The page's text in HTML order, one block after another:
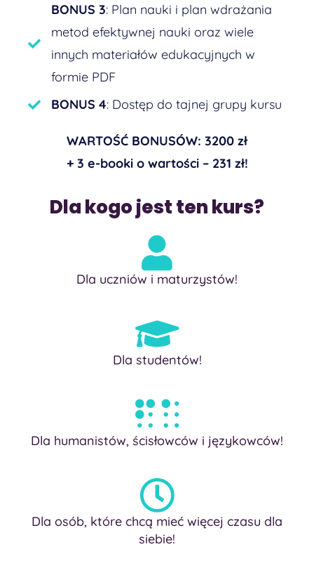
BONUS 3: Plan nauki i plan wdrażania
metod efektywnej nauki oraz wiele
innych materiałów edukacyjnych w
formie PDF
BONUS 4: Dostęp do tajnej grupy kursu
WARTOŚĆ BONUSÓW: 3200 zł
+ 3 e-booki o wartości – 231 zł!
Dla kogo jest ten kurs?
Dla uczniów i maturzystów!
Dla studentów!
Dla humanistów, ścisłowców i językowców!
Dla osób, które chcą mieć więcej czasu dla
siebie!